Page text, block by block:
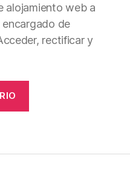
alojamiento web a
de
rectificar y